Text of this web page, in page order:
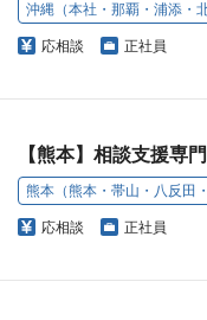
沖縄（本社・那覇・浦添・
応相談 正社員
【熊本】相談支援専
熊本（熊本・帯山・八反田
応相談 正社員